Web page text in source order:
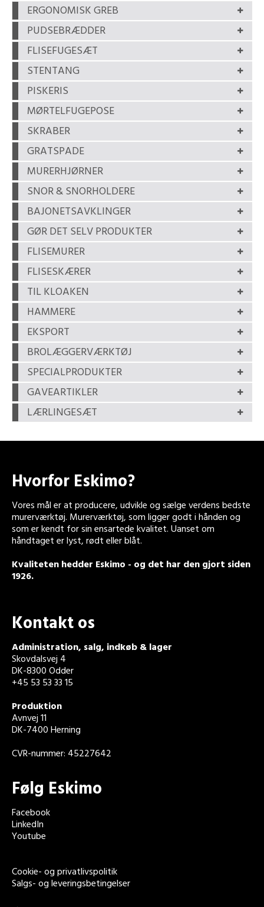
ERGONOMISK GREB
PUDSEBRÆDDER
FLISEFUGESÆT
STENTANG
PISKERIS
MØRTELFUGEPOSE
SKRABER
GRATSPADE
MURERHJØRNER
SNOR & SNORHOLDERE
BAJONETSAVKLINGER
GØR DET SELV PRODUKTER
FLISEMURER
FLISESKÆRER
TIL KLOAKEN
HAMMERE
EKSPORT
BROLÆGGERVÆRKTØJ
SPECIALPRODUKTER
GAVEARTIKLER
LÆRLINGESÆT
Hvorfor Eskimo?
Vores mål er at producere, udvikle og sælge verdens bedste
murerværktøj. Murerværktøj, som ligger godt i hånden og
som er kendt for sin ensartede kvalitet. Uanset om
håndtaget er lyst, rødt eller blåt.
Kvaliteten hedder Eskimo - og det har den gjort siden
1926.
Kontakt os
Administration, salg, indkøb & lager
Skovdalsvej 4
DK-8300 Odder
+45 53 53 33 15
Produktion
Avnvej 11
DK-7400 Herning
CVR-nummer: 45227642
Følg Eskimo
Facebook
LinkedIn
Youtube
Cookie- og privatlivspolitik
Salgs- og leveringsbetingelser